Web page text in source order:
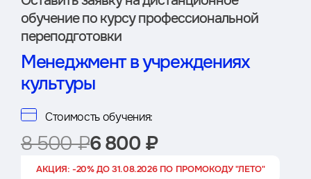
обучение по курсу профессиональной
переподготовки
Менеджмент в учреждениях
культуры
Стоимость обучения:
8 500 ₽6 800 ₽
АКЦИЯ: -20% ДО 31.08.2026 ПО ПРОМОКОДУ "ЛЕТО"